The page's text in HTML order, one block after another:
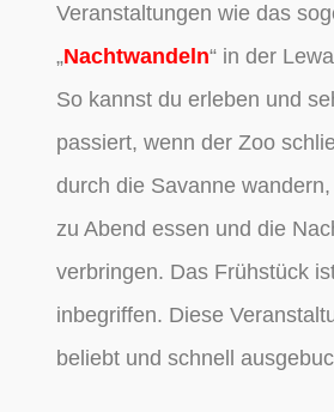
Veranstaltungen wie das
„Nachtwandeln“ in der
So kannst du erleben und
passiert, wenn der Zoo
durch die Savanne
zu Abend essen und die
verbringen. Das Frühstück
inbegriffen. Diese
beliebt und schnell